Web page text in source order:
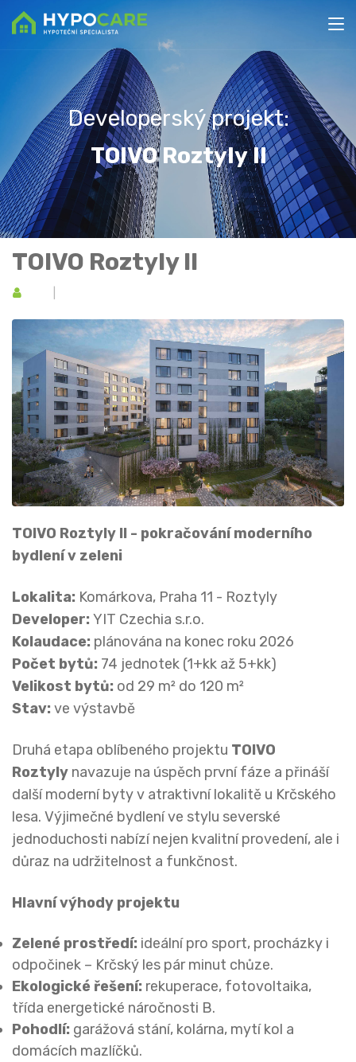
Developerský projekt:
TOIVO RoztylyII
TOIVO Roztyly II
TOIVO Roztyly II - pokračování moderního
bydlení v zeleni
Lokalita: Komárkova, Praha 11 - Roztyly
Developer: YIT Czechia s.r.o.
Kolaudace: plánována na konec roku 2026
Počet bytů: 74 jednotek (1+kk až 5+kk)
Velikost bytů: od 29 m² do 120 m²
Stav: ve výstavbě
Druhá etapa oblíbeného projektu TOIVO
Roztyly navazuje na úspěch první fáze a přináší
další moderní byty v atraktivní lokalitě u Krčského
lesa. Výjimečné bydlení ve stylu severské
jednoduchosti nabízí nejen kvalitní provedení, ale i
důraz na udržitelnost a funkčnost.
Hlavní výhody projektu
Zelené prostředí: ideální pro sport, procházky i
odpočinek – Krčský les pár minut chůze.
Ekologické řešení: rekuperace, fotovoltaika,
třída energetické náročnosti B.
Pohodlí: garážová stání, kolárna, mytí kol a
domácích mazlíčků.